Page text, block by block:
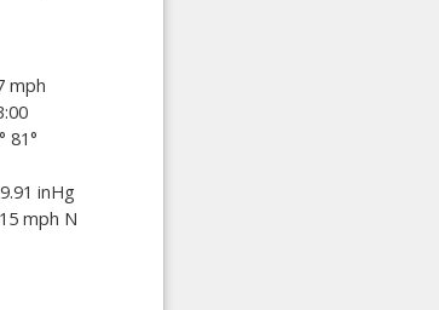
mph
81°
inHg
15 mph N